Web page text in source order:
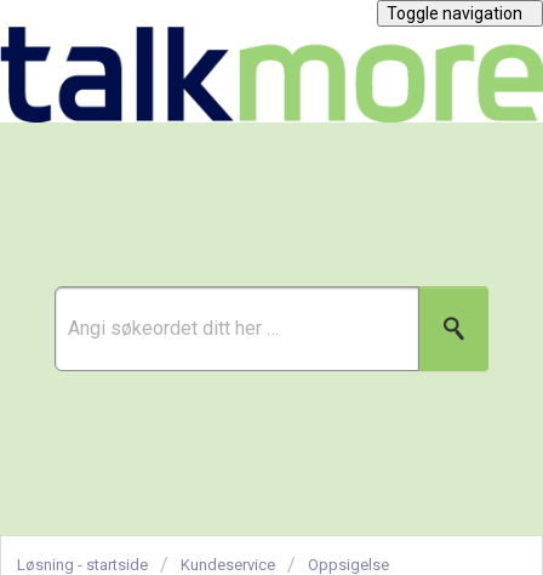
Toggle navigation
Løsning - startside Kundeservice Oppsigelse